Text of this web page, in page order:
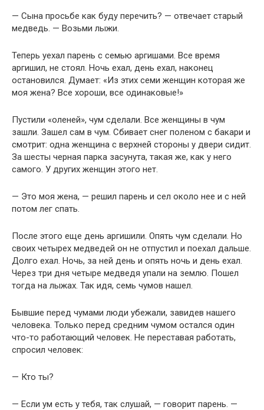
— Сына просьбе как буду перечить? — отвечает старый
медведь. — Возьми лыжи.
Теперь уехал парень с семью аргишами. Все время
аргишил, не стоял. Ночь ехал, день ехал, наконец
остановился. Думает: «Из этих семи женщин которая же
моя жена? Все хороши, все одинаковые!»
Пустили «оленей», чум сделали. Все женщины в чум
зашли. Зашел сам в чум. Сбивает снег поленом с бакари и
смотрит: одна женщина с верхней стороны у двери сидит.
За шесты черная парка засунута, такая же, как у него
самого. У других женщин этого нет.
— Это моя жена, — решил парень и сел около нее и с ней
потом лег спать.
После этого еще день аргишили. Опять чум сделали. Но
своих четырех медведей он не отпустил и поехал дальше.
Долго ехал. Ночь, за ней день и опять ночь и день ехал.
Через три дня четыре медведя упали на землю. Пошел
тогда на лыжах. Так идя, семь чумов нашел.
Бывшие перед чумами люди убежали, завидев нашего
человека. Только перед средним чумом остался один
что-то работающий человек. Не переставая работать,
спросил человек:
— Кто ты?
— Если ум есть у тебя, так слушай, — говорит парень. —